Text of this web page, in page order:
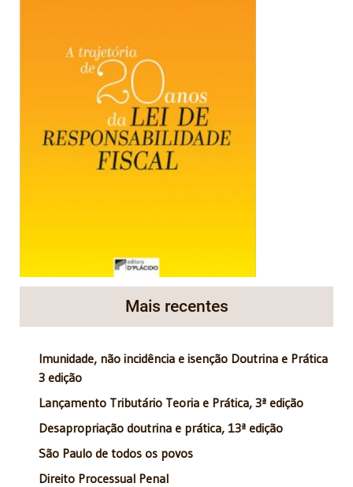
Mais recentes
Imunidade, não incidência e isenção Doutrina e Prática
3 edição
Lançamento Tributário Teoria e Prática, 3ª edição
Desapropriação doutrina e prática, 13ª edição
São Paulo de todos os povos
Direito Processual Penal